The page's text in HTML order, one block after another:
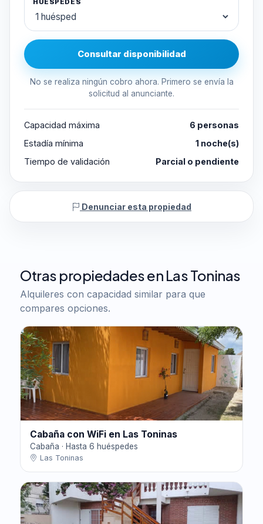
HUÉSPEDES
Consultar disponibilidad
No se realiza ningún cobro ahora. Primero se envía la
solicitud al anunciante.
Capacidad máxima
6 personas
Estadía mínima
1 noche(s)
Tiempo de validación
Parcial o pendiente
Denunciar esta propiedad
Otras propiedades en Las Toninas
Alquileres con capacidad similar para que
compares opciones.
Cabaña con WiFi en Las Toninas
Cabaña · Hasta 6 huéspedes
Las Toninas